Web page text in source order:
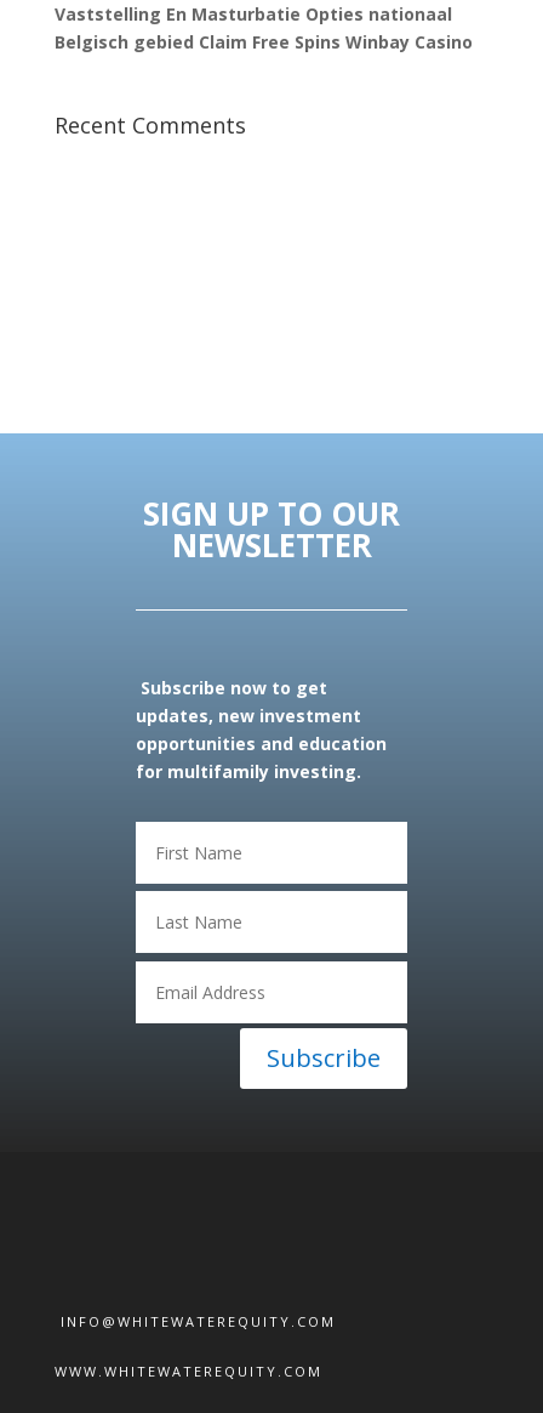
Vaststelling En Masturbatie Opties nationaal
Belgisch gebied Claim Free Spins Winbay Casino
Recent Comments
SIGN UP TO OUR
NEWSLETTER
Subscribe now to get
updates, new investment
opportunities and education
for multifamily investing.
Subscribe
INFO@WHITEWATEREQUITY.COM
WWW.WHITEWATEREQUITY.COM